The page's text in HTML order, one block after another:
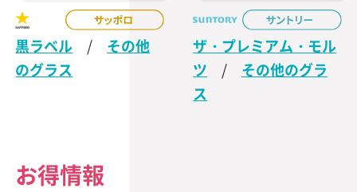
黒ラベル /
その他
のグラス
ザ・プレミアム・モル
ツ
/
その他のグラ
ス
お得情報